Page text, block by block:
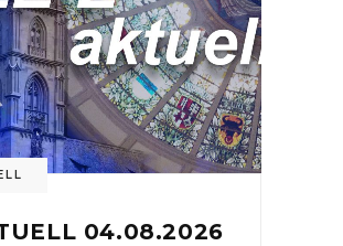
04.08.2026